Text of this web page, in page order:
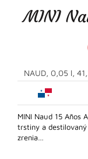
MINI
NAUD, 0,05 l,
MINI Naud 15 Años
trstiny a
zrenia…